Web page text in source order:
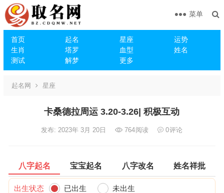
首页 起名 星座
运势
生肖
塔罗 血型
姓名
测试
解梦 更多
菜单
起名网 星座
卡桑德拉周运 3.20-3.26| 积极互动
发布: 2023年 3月 20日 764阅读 0评论
八字起名 宝宝起名 八字改名 姓名祥批
出生状态 已出生 未出生